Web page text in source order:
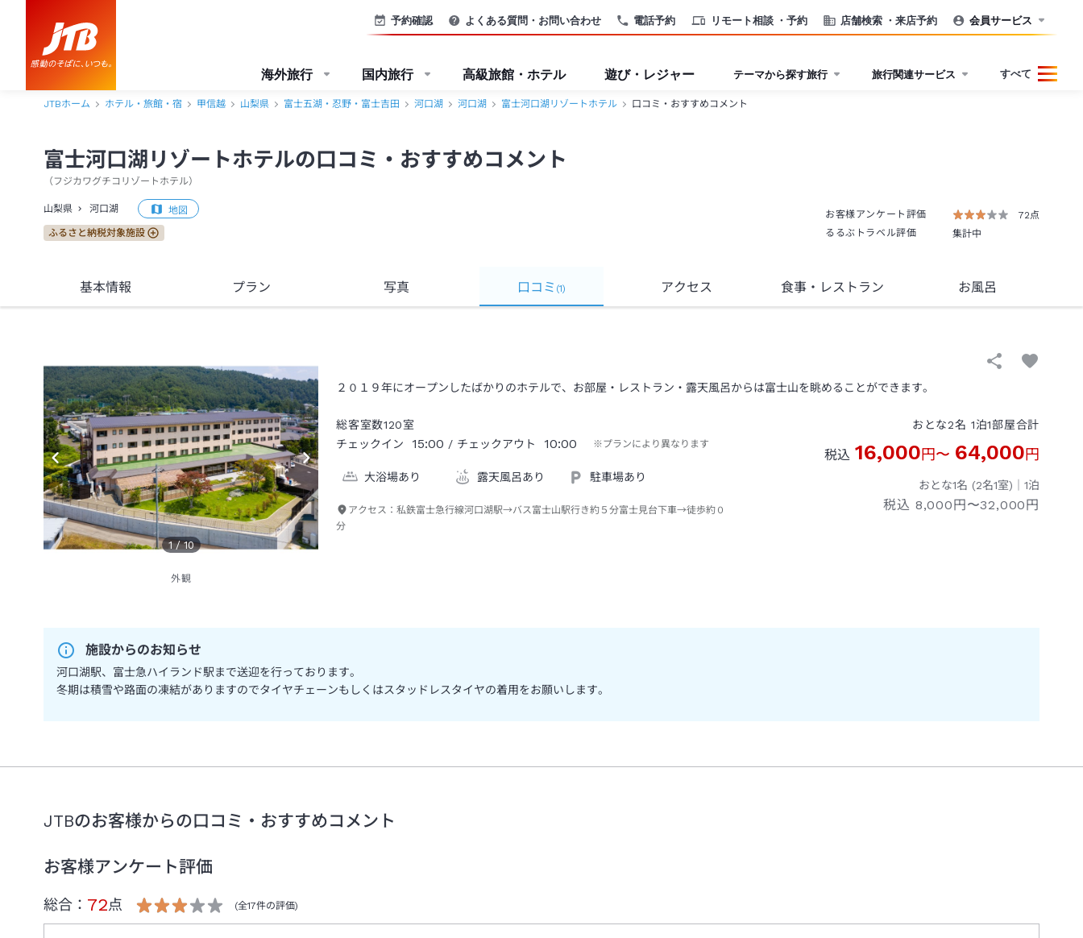
電話予約 リモート相談 ・予約 店舗検索 ・来店予約
予約確認 よくある質問・お問い合わせ 会員サービス
海外旅行 国内旅行 高級旅館・ホテル 遊び・レジャー テーマから探す旅行 旅行関連サービス すべて
JTBホーム ホテル・旅館・宿 甲信越 山梨県 富士五湖・忍野・富士吉田 河口湖 河口湖 富士河口湖リゾートホテル 口コミ・おすすめコメント
富士河口湖リゾートホテルの口コミ・おすすめコメント
（ フジカワグチコリゾートホテル）
山梨県 河口湖 地図
ふるさと納税対象施設
お客様アンケート評価
72点
るるぶトラベル評価
集計中
基本情報 プラン 写真 口コミ (1) アクセス 食事・レストラン お風呂
1 /10
外観
２０１９年にオープンしたばかりのホテルで、お部屋・レストラン・露天風呂からは富士山を眺めることができます。
総客室数120室
チェックイン
15:00 / チェックアウト 10:00 ※プランにより異なります
大浴場あり 露天風呂あり 駐車場あり
アクセス：私鉄富士急行線河口湖駅→バス富士山駅行き約５分富士見台下車→徒歩約０
分
おとな2名 1泊1部屋合計
税込 16,000円〜 64,000円
おとな1名 (2名1室)｜ 1泊
税込 8,000円〜32,000円
施設からのお知らせ
河口湖駅、富士急ハイランド駅まで送迎を行っております。
冬期は積雪や路面の凍結がありますのでタイヤチェーンもしくはスタッドレスタイヤの着用をお願いします。
JTBのお客様からの口コミ・おすすめコメント
お客様アンケート評価
総合： 72点 (全17件の評価)